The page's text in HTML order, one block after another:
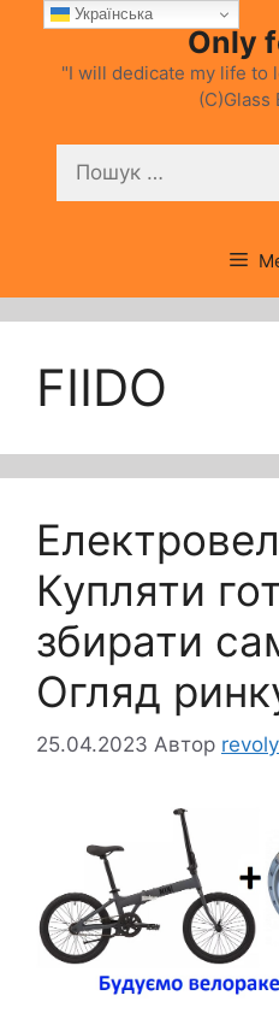
Перейти
вмісту
Only
"I will dedicate my life to
(C)Glass
FIIDO
Купляти
збирати
Огляд
25.04.2023 Автор
Українська